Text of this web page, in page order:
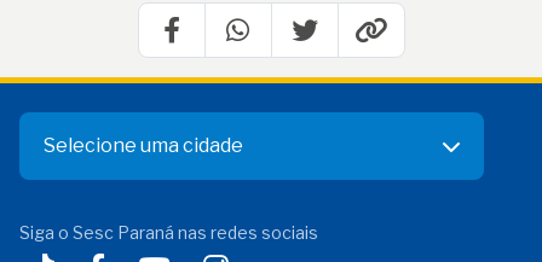
Selecione uma cidade
Siga o Sesc Paraná nas redes sociais